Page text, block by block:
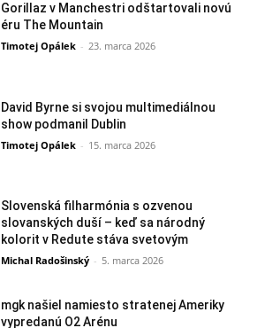
Gorillaz v Manchestri odštartovali novú
éru The Mountain
Timotej Opálek - 23. marca 2026
David Byrne si svojou multimediálnou
show podmanil Dublin
Timotej Opálek - 15. marca 2026
Slovenská filharmónia s ozvenou
slovanských duší – keď sa národný
kolorit v Redute stáva svetovým
Michal Radošinský - 5. marca 2026
mgk našiel namiesto stratenej Ameriky
vypredanú O2 Arénu